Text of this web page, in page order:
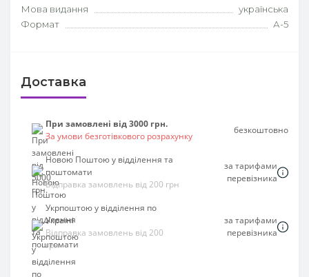
Мова видання
українська
Формат
А-5
Доставка
При замовлені від 3000 грн.
За умови безготівкового розрахунку
безкоштовно
Новою Поштою у відділення та
поштомати
Відправка замовлень від 200 грн
за тарифами
перевізника
Укрпоштою у відділення по
Україні
Відправка замовлень від 200
грн
за тарифами
перевізника